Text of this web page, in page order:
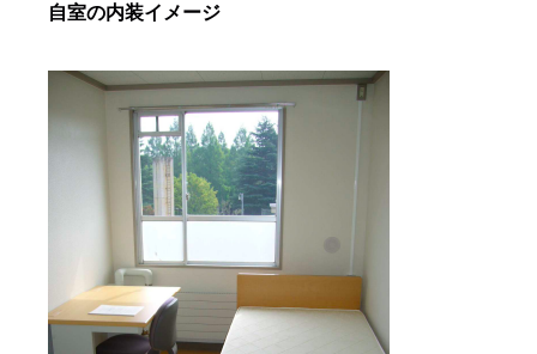
自室の内装イメージ